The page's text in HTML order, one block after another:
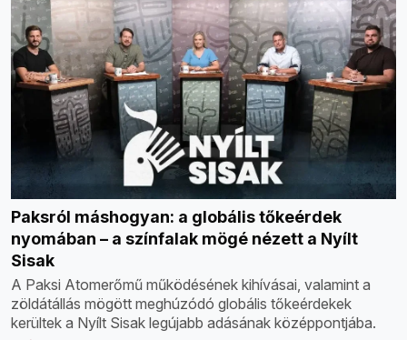
Paksról máshogyan: a globális tőkeérdek
nyomában – a színfalak mögé nézett a Nyílt
Sisak
A Paksi Atomerőmű működésének kihívásai, valamint a
zöldátállás mögött meghúzódó globális tőkeérdekek
kerültek a Nyílt Sisak legújabb adásának középpontjába.